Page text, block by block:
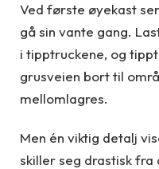
Ved første øyekast
gå sin vante gang.
i tipptruckene, og
grusveien bort til
mellomlagres.
Men én viktig detalj
skiller seg drastisk fra